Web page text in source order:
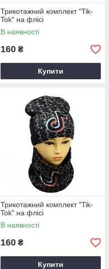
Трикотажний комплект "Tik-
Tok" на флісі
В наявності
160 ₴
Купити
Трикотажний комплект "Tik-
Tok" на флісі
В наявності
160 ₴
Купити